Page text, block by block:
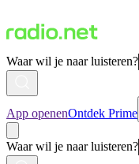
Waar wil je naar luisteren?
App openenOntdek Prime
Waar wil je naar luisteren?